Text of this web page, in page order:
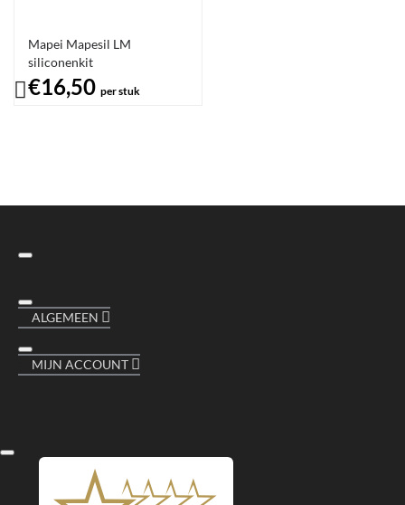
Mapei Mapesil LM
siliconenkit
€16,50 per stuk
ALGEMEEN
MIJN ACCOUNT